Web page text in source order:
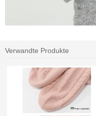
Verwandte Produkte